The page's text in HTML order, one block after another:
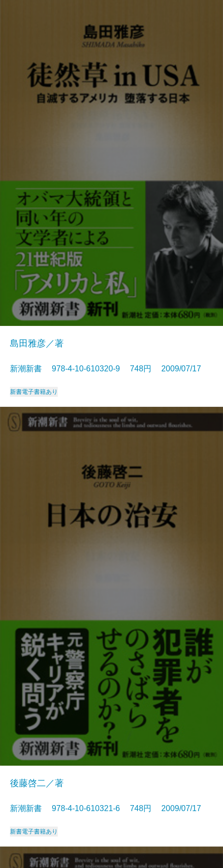
島田雅彦／著
新潮新書 978-4-10-610320-9 748円 2009/07/17
新書電子書籍あり
後藤啓二／著
新潮新書 978-4-10-610321-6 748円 2009/07/17
新書電子書籍あり